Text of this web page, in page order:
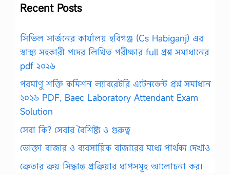
Recent Posts
সিভিল সার্জনের কার্যালয় হবিগঞ্জ (Cs Habiganj) এর
স্বাস্থ্য সহকারী পদের লিখিত পরীক্ষার full প্রশ্ন সমাধানের
pdf ২০২৬
পরমাণু শক্তি কমিশন ল্যাবরেটরি এটেনডেন্ট প্রশ্ন সমাধান
২০২৬ PDF, Baec Laboratory Attendant Exam
Solution
সেবা কি? সেবার বৈশিষ্ট্য ও গুরুত্ব
ভোক্তা বাজার ও ব্যবসায়িক বাজারের মধ্যে পার্থক্য দেখাও
ক্রেতার ক্রয় সিদ্ধান্ত প্রক্রিয়ার ধাপসমূহ আলোচনা কর।